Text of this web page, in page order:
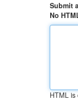
Submit
No
HTML is